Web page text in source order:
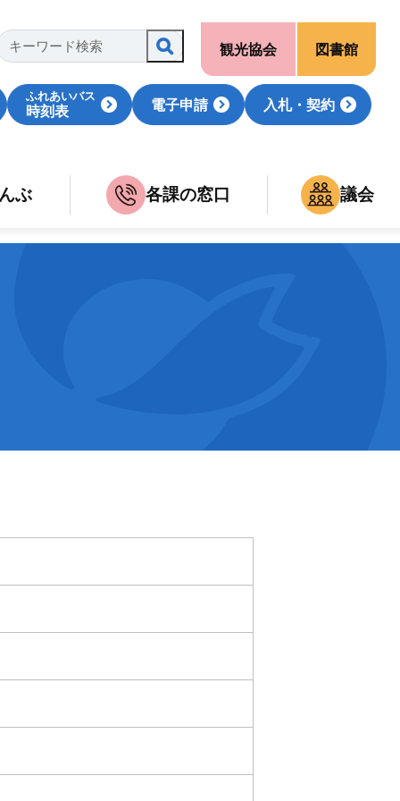
ふれあいバス
時刻表 電子申請 入札・契約
観光協会 図書館
ぶ 各課の窓口 議会